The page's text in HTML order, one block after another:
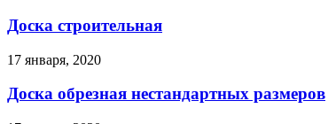
Доска строительная
17 января, 2020
Доска обрезная нестандартных размеров